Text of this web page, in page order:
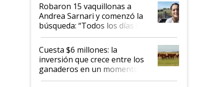
Robaron 15 vaquillonas a
Andrea Sarnari y comenzó la
búsqueda: “Todos los días le
toca a algún productor”
Cuesta $6 millones: la
inversión que crece entre los
ganaderos en un momento
histórico para la actividad